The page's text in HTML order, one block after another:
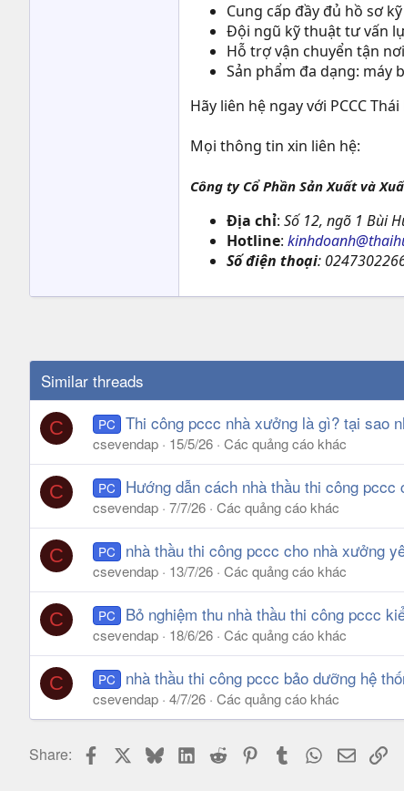
Cung cấp đầy đủ hồ sơ
Đội ngũ kỹ thuật tư vấn
Hỗ trợ vận chuyển tận
Sản phẩm đa dạng: máy
Hãy liên hệ ngay với PCCC
Mọi thông tin xin liên hệ:
Công ty Cổ Phần Sản Xuất và
Địa chỉ: Số 12, ngõ 1 Bùi
Hotline:
Số điện thoại:
Similar threads
C PC Thi công pccc nhà xưởng là gì? tại sao
csevendap 15/5/26 Các quảng cáo khác
C PC Hướng dẫn cách nhà thầu thi công
csevendap 7/7/26 Các quảng cáo khác
C PC nhà thầu thi công pccc cho nhà xưởng
csevendap 13/7/26 Các quảng cáo khác
C PC Bỏ nghiệm thu nhà thầu thi công pccc
csevendap 18/6/26 Các quảng cáo khác
C PC nhà thầu thi công pccc bảo dưỡng hệ
csevendap 4/7/26 Các quảng cáo khác
Share: FacebookBlueskyLinkedIn
Reddit Pinterest
Tumblr WhatsApp
EmailLink